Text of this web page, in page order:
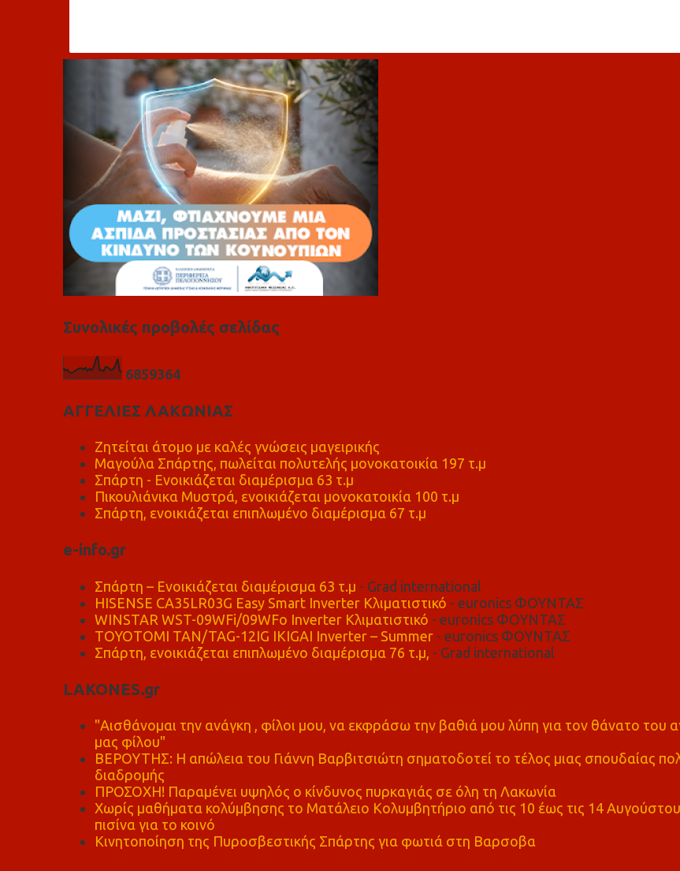
λ
Συνολικές προβολές σελίδας
6859364
ΑΓΓΕΛΙΕΣ ΛΑΚΩΝΙΑΣ
Ζητείται άτομο με καλές γνώσεις μαγειρικής
Μαγούλα Σπάρτης, πωλείται πολυτελής μονοκατοικία 197 τ.μ
Σπάρτη - Ενοικιάζεται διαμέρισμα 63 τ.μ
Πικουλιάνικα Μυστρά, ενοικιάζεται μονοκατοικία 100 τ.μ
Σπάρτη, ενοικιάζεται επιπλωμένο διαμέρισμα 67 τ.μ
e-info.gr
Σπάρτη – Ενοικιάζεται διαμέρισμα 63 τ.μ - Grad international
HISENSE CA35LR03G Easy Smart Inverter Κλιματιστικό - euronics ΦΟΥΝΤΑΣ
WINSTAR WST-09WFi/09WFo Inverter Κλιματιστικό - euronics ΦΟΥΝΤΑΣ
TOYOTOMI TAN/TAG-12IG IKIGAI Inverter – Summer- euronics ΦΟΥΝΤΑΣ
Σπάρτη, ενοικιάζεται επιπλωμένο διαμέρισμα 76 τ.μ, - Grad international
LAKONES.gr
"Αισθάνομαι την ανάγκη , φίλοι μου, να εκφράσω την βαθιά μου λύπη για τον θάνατο του
μας φίλου"
ΒΕΡΟΥΤΗΣ: Η απώλεια του Γιάννη Βαρβιτσιώτη σηματοδοτεί το τέλος μιας σπουδαίας
διαδρομής
ΠΡΟΣΟΧΗ! Παραμένει υψηλός ο κίνδυνος πυρκαγιάς σε όλη τη Λακωνία
Χωρίς μαθήματα κολύμβησης το Ματάλειο Κολυμβητήριο από τις 10 έως τις 14 Αυγούστου
πισίνα για το κοινό
Κινητοποίηση της Πυροσβεστικής Σπάρτης για φωτιά στη Βαρσοβα